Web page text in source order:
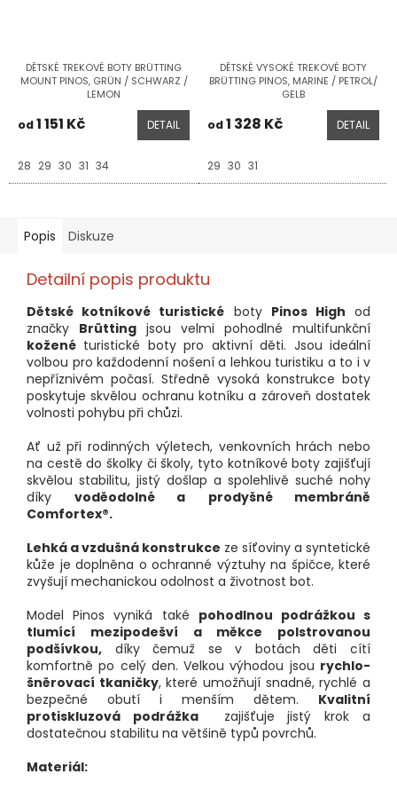
DĚTSKÉ TREKOVÉ BOTY BRÜTTING
MOUNT PINOS, GRÜN / SCHWARZ /
LEMON
od1 151 Kč DETAIL
28 29 30 31 34
DĚTSKÉ VYSOKÉ TREKOVÉ BOTY
BRÜTTING PINOS, MARINE / PETROL/
GELB
od1 328 Kč DETAIL
29 30 31
Popis Diskuze
Detailní popis produktu
Dětské kotníkové turistické boty Pinos High od
značky Brütting jsou velmi pohodlné multifunkční
kožené turistické boty pro aktivní děti. Jsou ideální
volbou pro každodenní nošení a lehkou turistiku a to i v
nepříznivém počasí. Středně vysoká konstrukce boty
poskytuje skvělou ochranu kotníku a zároveň dostatek
volnosti pohybu při chůzi.
Ať už při rodinných výletech, venkovních hrách nebo
na cestě do školky či školy, tyto kotníkové boty zajišťují
skvělou stabilitu, jistý došlap a spolehlivě suché nohy
díky voděodolné a
prodyšné membráně
Comfortex®.
Lehká a vzdušná konstrukce ze síťoviny a syntetické
kůže je doplněna o ochranné výztuhy na špičce, které
zvyšují mechanickou odolnost a životnost bot.
Model Pinos vyniká také pohodlnou podrážkou s
tlumící mezipodešví a měkce polstrovanou
podšívkou, díky čemuž se v botách děti cítí
komfortně po celý den. Velkou výhodou jsou rychlo-
šněrovací tkaničky, které umožňují snadné, rychlé a
bezpečné obutí i menším dětem. Kvalitní
protiskluzová podrážka
zajišťuje jistý krok a
dostatečnou stabilitu na většině typů povrchů.
Materiál: